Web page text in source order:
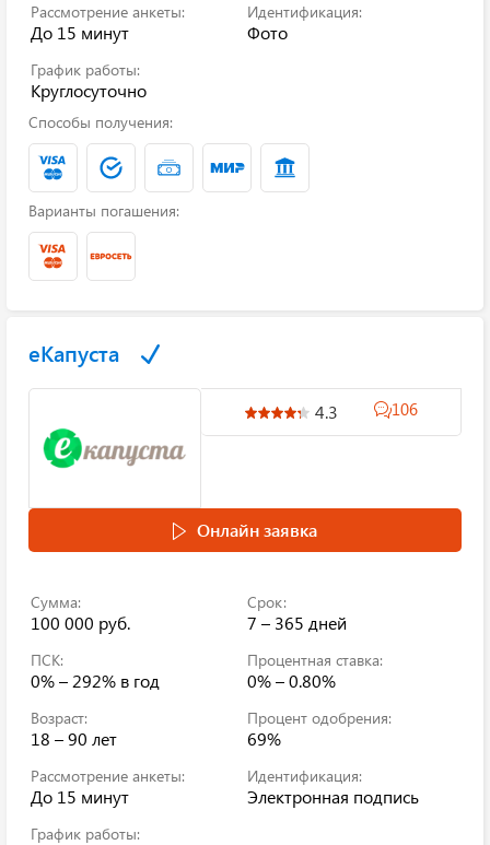
Рассмотрение анкеты:
До 15 минут
Идентификация:
Фото
График работы:
Круглосуточно
Способы получения:
Варианты погашения:
еКапуста
4.3 106
Онлайн заявка
Сумма:
100 000 руб.
Срок:
7 – 365 дней
ПСК:
0% – 292% в год
Процентная ставка:
0% – 0.80%
Возраст:
18 – 90 лет
Процент одобрения:
69%
Рассмотрение анкеты:
До 15 минут
Идентификация:
Электронная подпись
График работы: